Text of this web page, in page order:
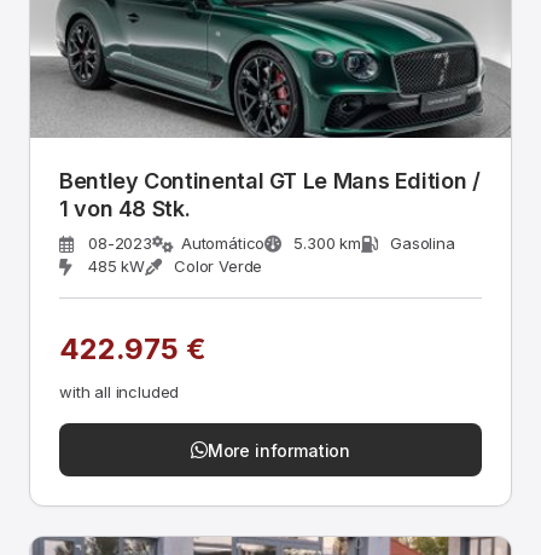
Bentley Continental GT Le Mans Edition /
1 von 48 Stk.
08-2023 Automático 5.300 km
Gasolina
485 kW
Color Verde
422.975 €
with all included
More information